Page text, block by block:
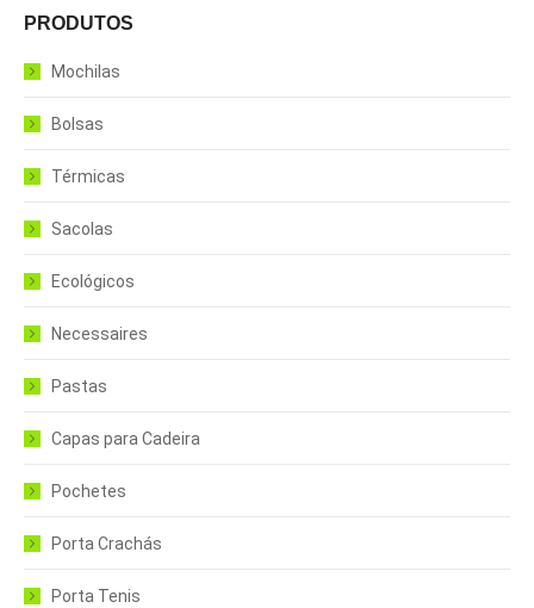
PRODUTOS
Mochilas
Bolsas
Térmicas
Sacolas
Ecológicos
Necessaires
Pastas
Capas para Cadeira
Pochetes
Porta Crachás
Porta Tenis